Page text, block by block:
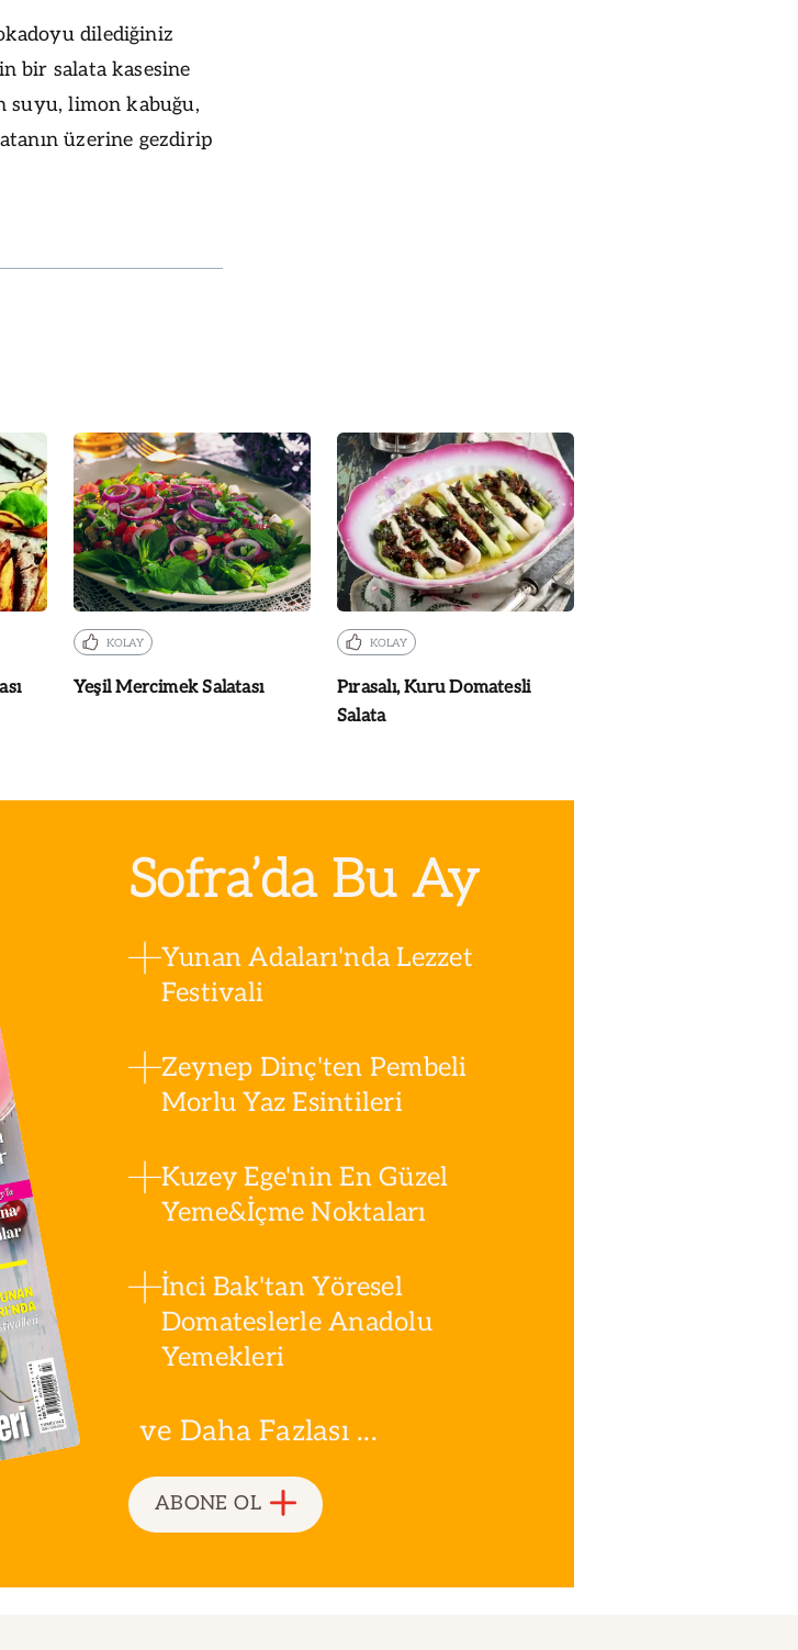
dilediğiniz
bir salata kasesine
suyu, limon kabuğu,
üzerine gezdirip
KOLAY
Yeşil Mercimek Salatası
KOLAY
Pırasalı, Kuru Domatesli
Salata
Sofra’da Bu Ay
Yunan Adaları'nda Lezzet
Festivali
Zeynep Dinç'ten Pembeli
Morlu Yaz Esintileri
Kuzey Ege'nin En Güzel
Yeme&İçme Noktaları
İnci Bak'tan Yöresel
Domateslerle Anadolu
Yemekleri
ve Daha Fazlası ...
ABONE OL